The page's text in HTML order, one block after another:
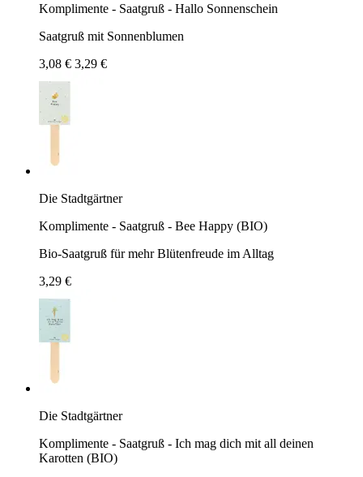
Komplimente - Saatgruß - Hallo Sonnenschein
Saatgruß mit Sonnenblumen
3,08 € 3,29 €
Die Stadtgärtner
Komplimente - Saatgruß - Bee Happy (BIO)
Bio-Saatgruß für mehr Blütenfreude im Alltag
3,29 €
Die Stadtgärtner
Komplimente - Saatgruß - Ich mag dich mit all deinen
Karotten (BIO)